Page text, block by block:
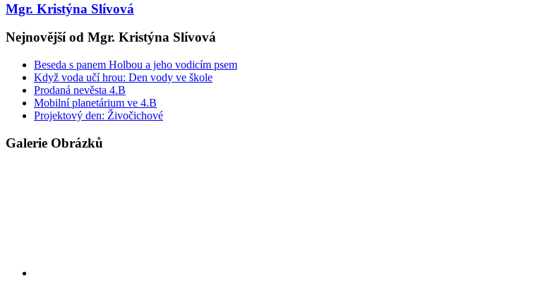
Mgr. Kristýna Slívová
Nejnovější od Mgr. Kristýna Slívová
Beseda s panem Holbou a jeho vodicím psem
Když voda učí hrou: Den vody ve škole
Prodaná nevěsta 4.B
Mobilní planetárium ve 4.B
Projektový den: Živočichové
Galerie Obrázků